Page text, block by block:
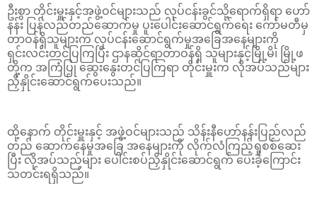
ဦးစွာ တိုင်းမှူးနှင့်အဖွဲ့ဝင်များသည် လုပ်ငန်းခွင်သို့ရောက်ရှိရာ ဟော်
နန်း ပြန်လည်တည်ဆောက်မှု ပူးပေါင်းဆောင်ရွက်ရေး ကော်မတီမှ
တာဝန်ရှိသူများက လုပ်ငန်းဆောင်ရွက်မှုအခြေအနေများကို
ရှင်းလင်းတင်ပြကြပြီး ဌာနဆိုင်ရာတာဝန်ရှိ သူများနှင့်မြို့မိ၊ မြို့ဖ
တို့က အကြံပြု ဆွေးနွေးတင်ပြကြရာ တိုင်းမှူးက လိုအပ်သည်များ
ညှိနှိုင်းဆောင်ရွက်ပေးသည်။
ထို့နောက် တိုင်းမှူးနှင့် အဖွဲ့ဝင်များသည် သိန်းနီဟော်နန်းပြည်လည်
တည် ဆောက်နေမှုအခြေ အနေများကို လိုက်လံကြည့်ရှုစစ်ဆေး
ပြီး လိုအပ်သည်များ ပေါင်းစပ်ညှိနှိုင်းဆောင်ရွက် ပေးခဲ့ကြောင်း
သတင်းရရှိသည်။